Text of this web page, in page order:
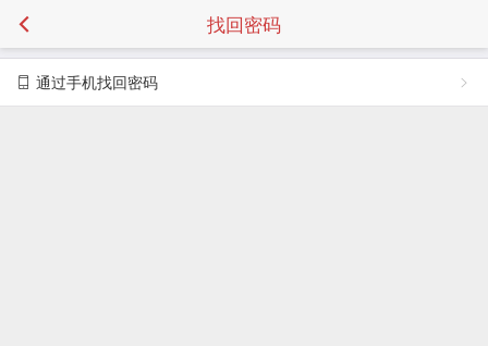
找回密码
 通过手机找回密码